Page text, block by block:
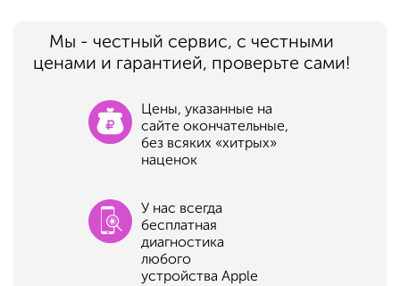
Мы - честный сервис, с честными
ценами и гарантией, проверьте сами!
Цены, указанные на
сайте окончательные,
без всяких «хитрых»
наценок
У нас всегда
бесплатная
диагностика
любого
устройства Apple